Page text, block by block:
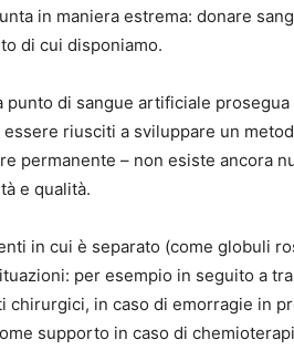
in maniera estrema: donare
di cui disponiamo.
punto di sangue artificiale
essere riusciti a sviluppare un
permanente – non esiste ancora
e qualità.
in cui è separato (come globuli
per esempio in seguito a
in caso di emorragie in
supporto in caso di